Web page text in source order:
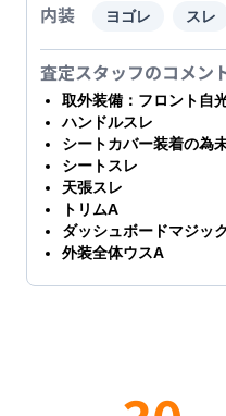
内装 ヨゴレ スレ
査定スタッフのコメン
取外装備：フロント自
ハンドルスレ
シートカバー装着の為
シートスレ
天張スレ
トリムA
ダッシュボードマジッ
外装全体ウスA